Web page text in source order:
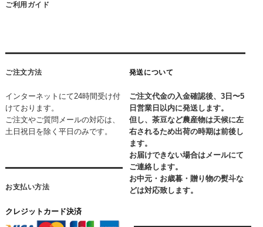
ご利用ガイド
ご注文方法
インターネットにて24時間受け付
けております。
ご注文やご質問メールの対応は、
土日祝日を除く平日のみです。
お支払い方法
クレジットカード決済
発送について
ご注文代金の入金確認後、3日〜5
日営業日以内に発送します。
但し、茶豆など農産物は天候に左
右されるため出荷の時期は前後し
ます。
お届けできない場合はメールにて
ご連絡します。
お中元・お歳暮・贈り物の熨斗な
どは対応致します。